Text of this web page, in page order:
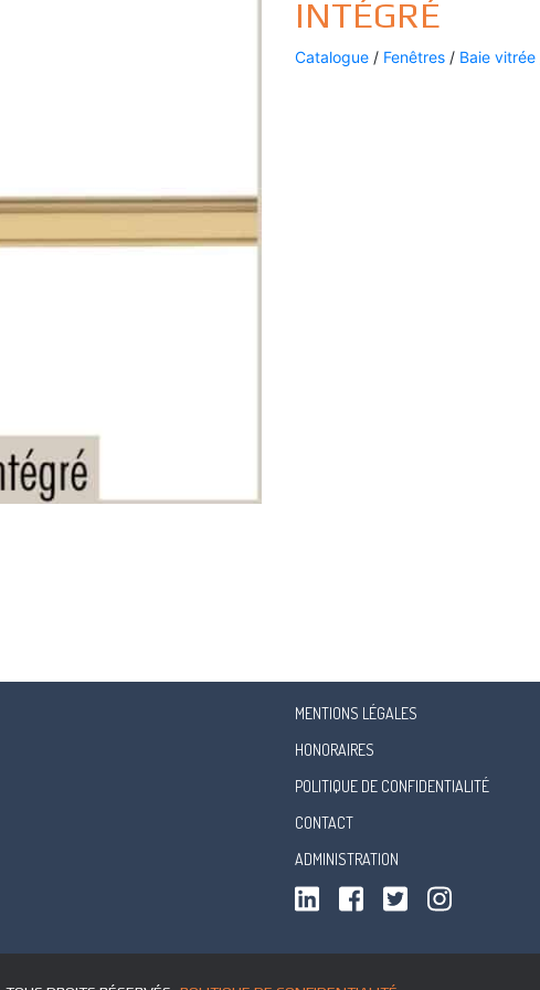
INTÉGRÉ
Catalogue / Fenêtres / Baie vitrée
MENTIONS LÉGALES
HONORAIRES
POLITIQUE DE CONFIDENTIALITÉ
CONTACT
ADMINISTRATION